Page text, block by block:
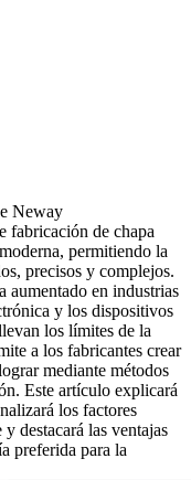
Neway
fabricación de chapa
permitiendo la
precisos y complejos.
aumentado en industrias
y los dispositivos
los límites de la
a los fabricantes crear
mediante métodos
Este artículo explicará
los factores
destacará las ventajas
preferida para la